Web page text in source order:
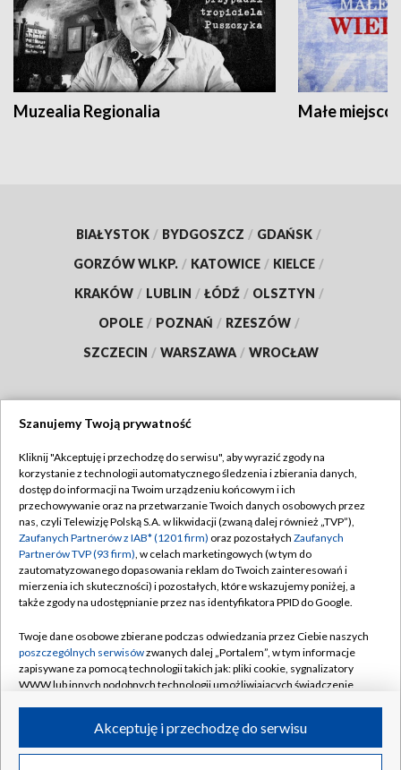
Muzealia Regionalia Małe
BIAŁYSTOK / BYDGOSZCZ / GDAŃSK /
GORZÓW WLKP. / KATOWICE / KIELCE /
KRAKÓW / LUBLIN / ŁÓDŹ / OLSZTYN /
OPOLE / POZNAŃ / RZESZÓW /
SZCZECIN / WARSZAWA / WROCŁAW
TVP
Abonament TVP
Emisja w TVP
Centrum informacji TVP
Naziemna Telewizja Cyfrowa
Rada Programowa
System NOS
Informacje o nadawcy
Program dla prasy
Regulamin TVP
Polityka prywatności
Moje zgody
Pomoc
Kontakt
Kanały
©2026 Telewizja Polska S.A. w likwidacji
Szanujemy Twoją prywatność
Kliknij "Akceptuję i przechodzę do serwisu", aby wyrazić zgody na
korzystanie z technologii automatycznego śledzenia i zbierania danych,
dostęp do informacji na Twoim urządzeniu końcowym i ich
przechowywanie oraz na przetwarzanie Twoich danych osobowych przez
nas, czyli Telewizję Polską S.A. w likwidacji (zwaną dalej również „TVP”),
Zaufanych Partnerów z IAB* (1201 firm) oraz pozostałych Zaufanych
Partnerów TVP (93 firm), w celach marketingowych (w tym do
zautomatyzowanego dopasowania reklam do Twoich zainteresowań i
mierzenia ich skuteczności) i pozostałych, które wskazujemy poniżej, a
także zgody na udostępnianie przez nas identyfikatora PPID do Google.
Twoje dane osobowe zbierane podczas odwiedzania przez Ciebie naszych
poszczególnych serwisówzwanych dalej „Portalem”, w tym informacje
zapisywane za pomocą technologii takich jak: pliki cookie, sygnalizatory
WWW lub innych podobnych technologii umożliwiających świadczenie
ruchu w Internecie.Akceptuję i przechodzę do serwisu